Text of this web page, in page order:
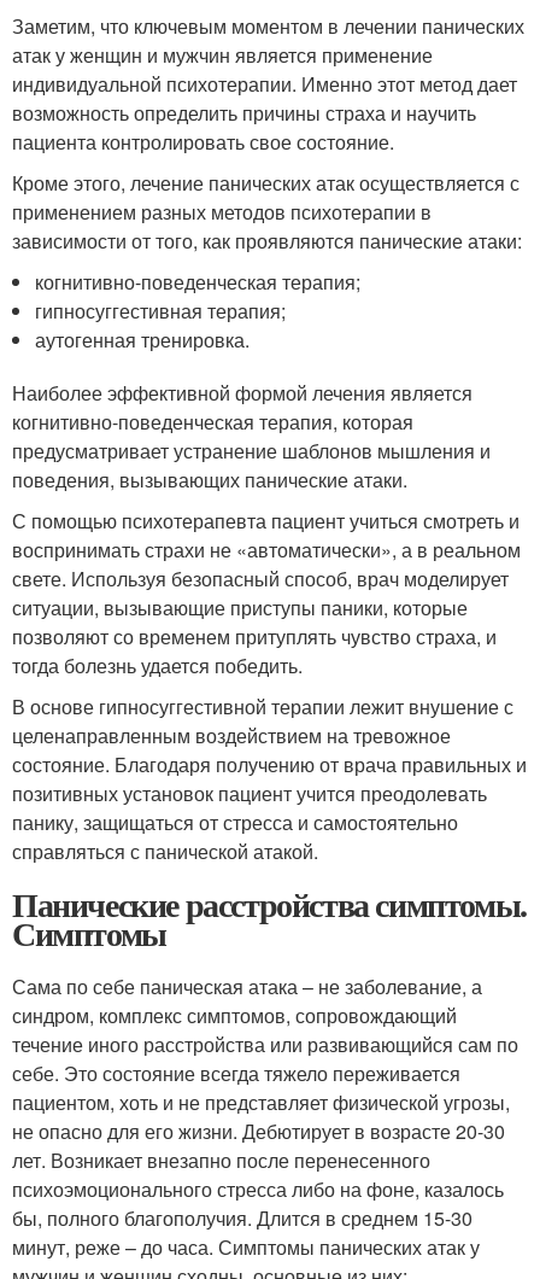
Заметим, что ключевым моментом в лечении панических
атак у женщин и мужчин является применение
индивидуальной психотерапии. Именно этот метод дает
возможность определить причины страха и научить
пациента контролировать свое состояние.
Кроме этого, лечение панических атак осуществляется с
применением разных методов психотерапии в
зависимости от того, как проявляются панические атаки:
когнитивно-поведенческая терапия;
гипносуггестивная терапия;
аутогенная тренировка.
Наиболее эффективной формой лечения является
когнитивно-поведенческая терапия, которая
предусматривает устранение шаблонов мышления и
поведения, вызывающих панические атаки.
С помощью психотерапевта пациент учиться смотреть и
воспринимать страхи не «автоматически», а в реальном
свете. Используя безопасный способ, врач моделирует
ситуации, вызывающие приступы паники, которые
позволяют со временем притуплять чувство страха, и
тогда болезнь удается победить.
В основе гипносуггестивной терапии лежит внушение с
целенаправленным воздействием на тревожное
состояние. Благодаря получению от врача правильных и
позитивных установок пациент учится преодолевать
панику, защищаться от стресса и самостоятельно
справляться с панической атакой.
Панические расстройства симптомы.
Симптомы
Сама по себе паническая атака – не заболевание, а
синдром, комплекс симптомов, сопровождающий
течение иного расстройства или развивающийся сам по
себе. Это состояние всегда тяжело переживается
пациентом, хоть и не представляет физической угрозы,
не опасно для его жизни. Дебютирует в возрасте 20-30
лет. Возникает внезапно после перенесенного
психоэмоционального стресса либо на фоне, казалось
бы, полного благополучия. Длится в среднем 15-30
минут, реже – до часа. Симптомы панических атак у